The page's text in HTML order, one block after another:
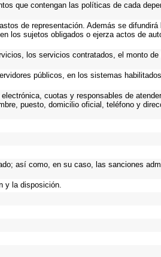
que contengan las políticas de cada
de representación. Además se difundirá
los sujetos obligados o ejerza actos de
los servicios contratados, el monto de
públicos, en los sistemas
cuotas y responsables de
puesto, domicilio oficial, teléfono y
así como, en su caso, las sanciones
y la disposición.